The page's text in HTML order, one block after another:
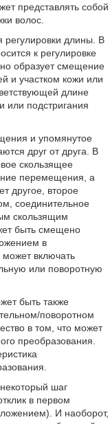
представлять собой
волос.
регулировки длины. В
к регулировке
образует смещение
и участком кожи или
длине
или подстригания
и упомянутое
друг от друга. В
скользящее
перемещения, а
другое, второе
соединительное
скользящим
быть смещено
в
включать
или поворотную
быть также
поворотном
в том, что может
преобразования.
шаг
в первом
И наоборот,